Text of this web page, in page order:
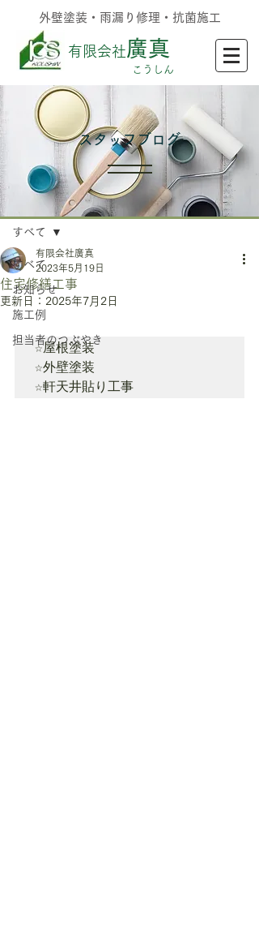
外壁塗装・雨漏り修理・抗菌施工
有限会社廣真
​こうしん
記事
すべて
お知らせ
施工例
担当者のつぶやき
すべて
住宅修繕工事
有限会社廣真
2023年5月19日
更新日： 2025年7月2日
☆屋根塗装
☆外壁塗装
☆軒天井貼り工事
​スタッフブログ